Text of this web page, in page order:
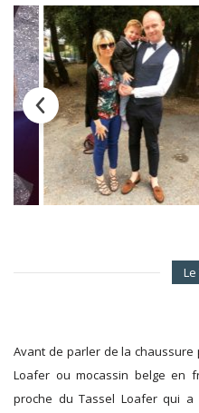
Avant de parler de la chaussure
Loafer ou mocassin belge en
proche du Tassel Loafer qui a